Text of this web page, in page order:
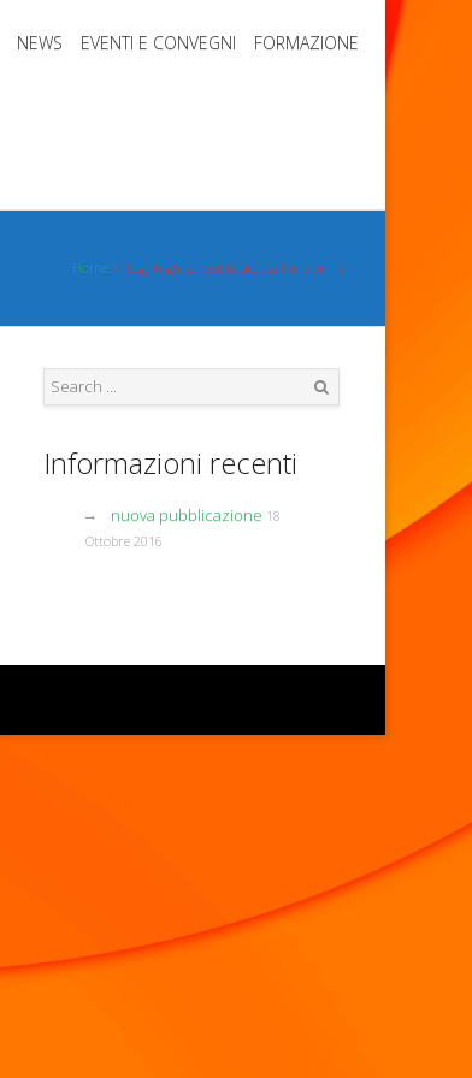
NEWS EVENTI E CONVEGNI FORMAZIONE
Home Tag: high school basketball uniforms
Informazioni recenti
nuova pubblicazione 18
Ottobre 2016